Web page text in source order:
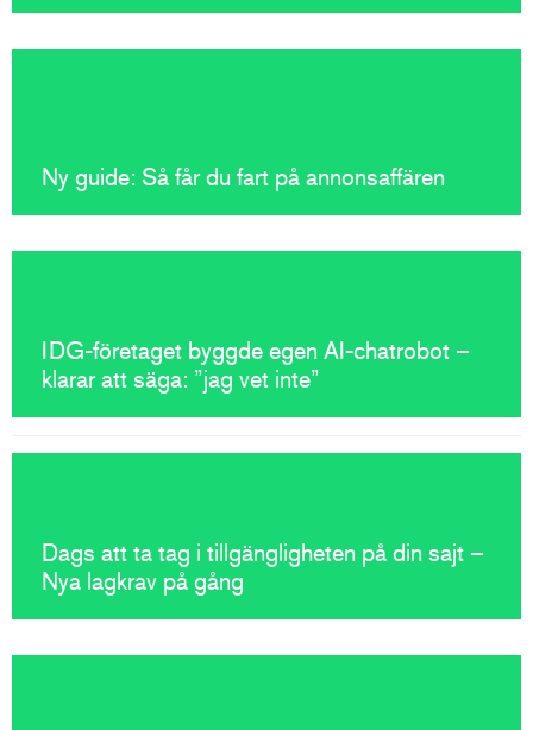
Ny guide: Så får du fart på annonsaffären
IDG-företaget byggde egen AI-chatrobot –
klarar att säga: ”jag vet inte”
Dags att ta tag i tillgängligheten på din sajt –
Nya lagkrav på gång